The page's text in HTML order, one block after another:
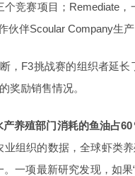
竞赛项目；Remediate
伙伴Scoular Company生
，F3挑战赛的组织者延
奖励销售情况。
养殖部门消耗的鱼油占
业组织的数据，全球虾类
一项最新研究发现，如